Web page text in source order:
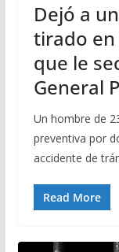
Dejó a
tirado en
que le
General
Un hombre de
preventiva por
accidente de
Read More